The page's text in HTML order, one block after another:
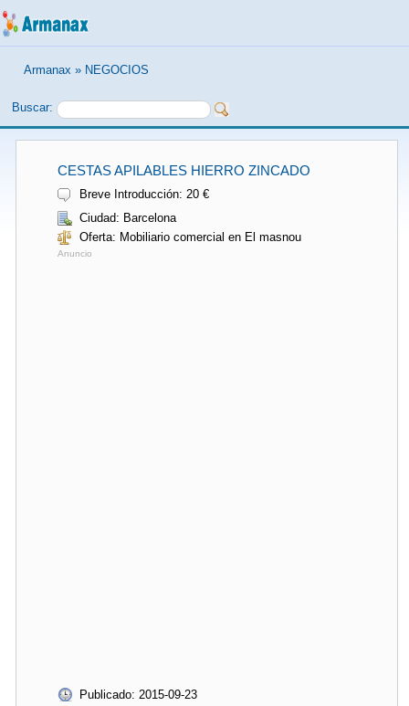
Armanax » NEGOCIOS
Buscar:
CESTAS APILABLES HIERRO ZINCADO
Breve Introducción: 20 €
Ciudad: Barcelona
Oferta: Mobiliario comercial en El masnou
Anuncio
Publicado: 2015-09-23